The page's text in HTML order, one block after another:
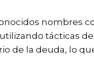
nombres
tácticas
de la deuda, lo